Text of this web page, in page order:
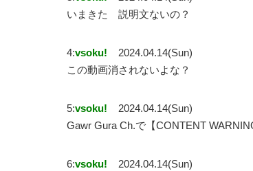
いまきた 説明文ないの？
4:vsoku!
2024.04.14(Sun)
この動画消されないよな？
5:vsoku!
2024.04.14(Sun)
Gawr Gura Ch.で【CONTENT
6:vsoku!
2024.04.14(Sun)